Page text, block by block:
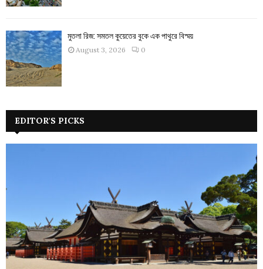
মুতলা রিজ: সমতল কুয়েতের বুকে এক পাথুরে বিস্ময়
August 3, 2026 0
EDITOR'S PICKS